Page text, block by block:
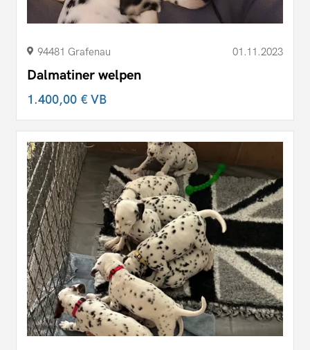
94481 Grafenau 01.11.2023
Dalmatiner welpen
1.400,00 €VB